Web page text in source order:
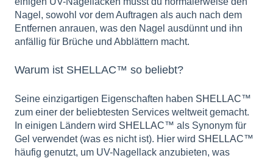
Nagel, sowohl vor dem Auftragen als auch nach dem
Entfernen anrauen, was den Nagel ausdünnt und ihn
anfällig für Brüche und Abblättern macht.
Warum ist SHELLAC™ so beliebt?
Seine einzigartigen Eigenschaften haben SHELLAC™
zum einer der beliebtesten Services weltweit gemacht.
In einigen Ländern wird SHELLAC™ als Synonym für
Gel verwendet (was es nicht ist). Hier wird SHELLAC™
häufig genutzt, um UV-Nagellack anzubieten, was